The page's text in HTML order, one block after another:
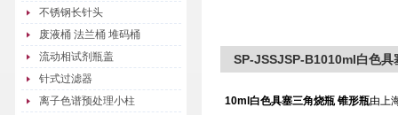
不锈钢长针头
废液桶 法兰桶 堆码桶
流动相试剂瓶盖
针式过滤器
离子色谱预处理小柱
SP-JSSJSP-B1010ml白色具
10ml 白色具塞三角烧瓶 锥形瓶由上